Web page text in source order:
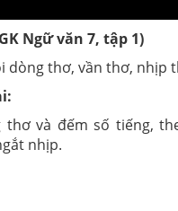
Ngữ văn 7, tập 1)
dòng thơ, vần thơ, nhịp
thơ và đếm số tiếng,
nhịp.